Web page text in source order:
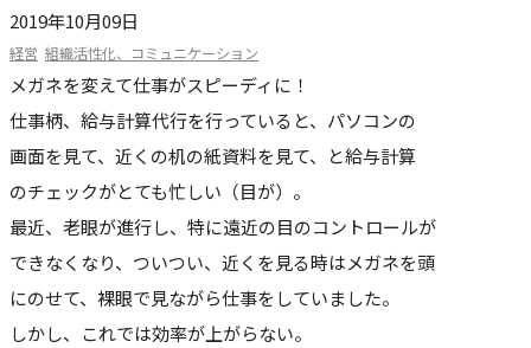
2019年10月09日
経営 組織活性化、コミュニケーション
メガネを変えて仕事がスピーディに！
仕事柄、給与計算代行を行っていると、パソコンの
画面を見て、近くの机の紙資料を見て、と給与計算
のチェックがとても忙しい（目が）。
最近、老眼が進行し、特に遠近の目のコントロールが
できなくなり、ついつい、近くを見る時はメガネを頭
にのせて、裸眼で見ながら仕事をしていました。
しかし、これでは効率が上がらない。